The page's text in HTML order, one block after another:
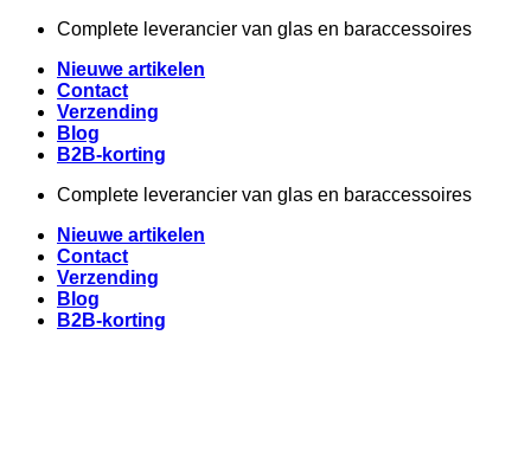
inhoud
Complete leverancier van glas en baraccessoires
Nieuwe artikelen
Contact
Verzending
Blog
B2B-korting
Complete leverancier van glas en baraccessoires
Nieuwe artikelen
Contact
Verzending
Blog
B2B-korting